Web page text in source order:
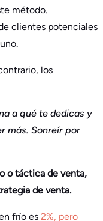
método.
clientes potenciales
los
a qué te dedicas y
más. Sonreír por
o táctica de venta,
de venta.
frío es 2%, pero